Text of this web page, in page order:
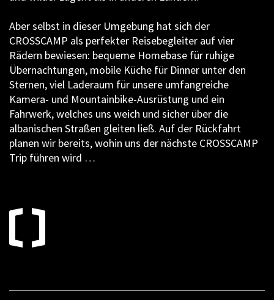
Aber selbst in dieser Umgebung hat sich der
CROSSCAMP als perfekter Reisebegleiter auf vier
Rädern bewiesen: bequeme Homebase für ruhige
Übernachtungen, mobile Küche für Dinner unter den
Sternen, viel Laderaum für unsere umfangreiche
Kamera- und Mountainbike-Ausrüstung und ein
Fahrwerk, welches uns weich und sicher über die
albanischen Straßen gleiten ließ. Auf der Rückfahrt
planen wir bereits, wohin uns der nächste CROSSCAMP
Trip führen wird …